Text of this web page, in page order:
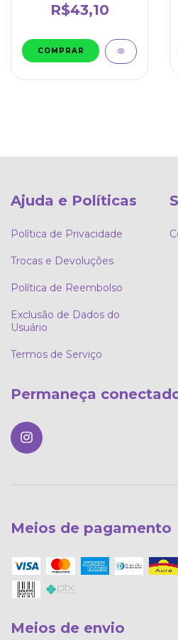
R$43,10
Ajuda e Políticas
Política de Privacidade
Trocas e Devoluções
Política de Reembolso
Exclusão de Dados do
Usuário
Termos de Serviço
Permaneça
Meios de pagamento
Meios de envio